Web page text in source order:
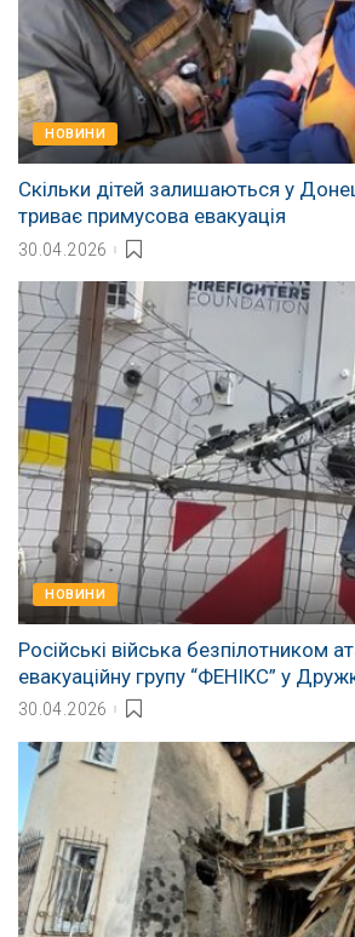
НОВИНИ
Скільки дітей залишаються у
триває примусова евакуація
30.04.2026
НОВИНИ
Російські війська безпілотником
евакуаційну групу “ФЕНІКС” у
30.04.2026